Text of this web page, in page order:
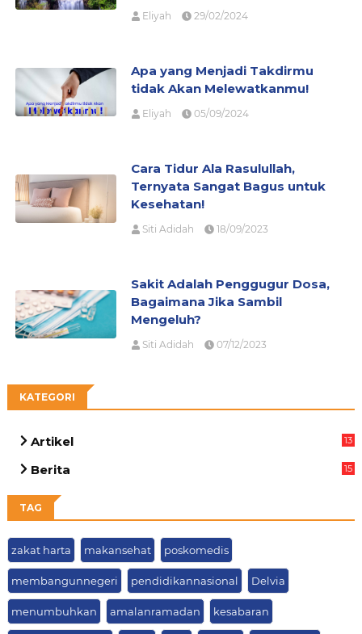
Eliyah 29/02/2024
Apa yang Menjadi Takdirmu
tidak Akan Melewatkanmu!
Eliyah 05/09/2024
Cara Tidur Ala Rasulullah,
Ternyata Sangat Bagus untuk
Kesehatan!
Siti Adidah 18/09/2023
Sakit Adalah Penggugur Dosa,
Bagaimana Jika Sambil
Mengeluh?
Siti Adidah 07/12/2023
KATEGORI
Artikel
13
Berita
15
TAG
zakat harta makansehat poskomedis
membangunnegeri pendidikannasional Delvia
menumbuhkan amalanramadan kesabaran